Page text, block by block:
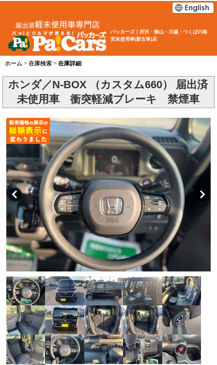
パッカーズ｜所沢・狭山・川越・つくばの格
安未使用車(新古車)店
ホーム 在庫検索 在庫詳細
ホンダ／N-BOX （カスタム660） 届出済
未使用車 衝突軽減ブレーキ 禁煙車